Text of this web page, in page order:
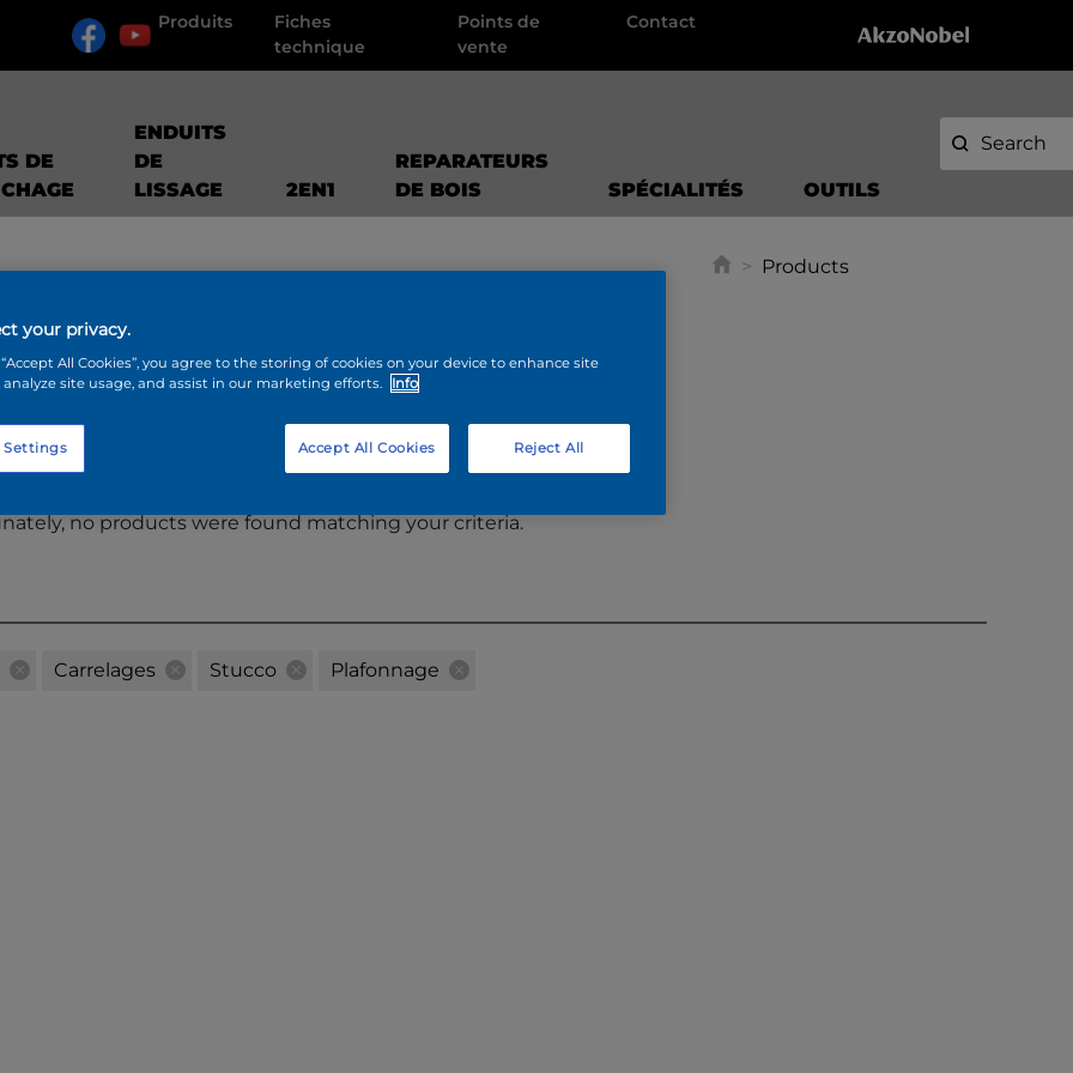
Produits
Fiches
technique
Points de
vente
Contact
DE
ENDUITS
DE
LISSAGE
2EN1
REPARATEURS
DE BOIS
SPÉCIALITÉS OUTILS
> Products
Carrelages Stucco Plafonnage
no products were found matching your criteria.
your privacy.
All Cookies”, you agree to the storing of cookies on your device to enhance site
analyze site usage, and assist in our marketing efforts.
Info
Settings Reject All
Accept All Cookies